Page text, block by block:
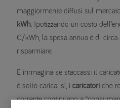
maggiormente diffusi sul
kWh. Ipotizzando un costo
€/kWh, la spesa annua è di
risparmiare.
E immagina se staccassi il
è sotto carica: sì, i caricatori che
corrente continuano a